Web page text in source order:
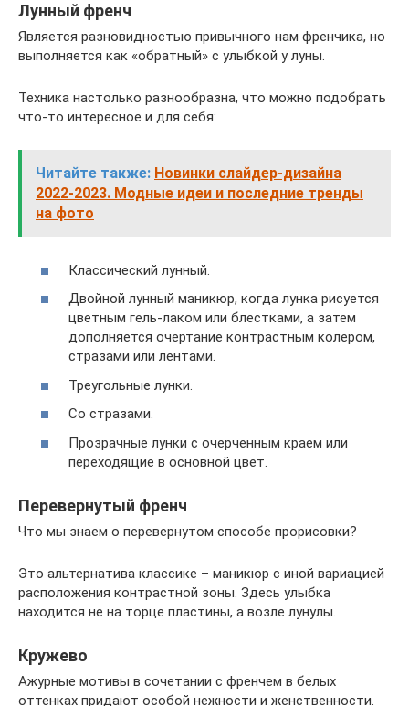
Лунный френч
Является разновидностью привычного нам френчика, но
выполняется как «обратный» с улыбкой у луны.
Техника настолько разнообразна, что можно подобрать
что-то интересное и для себя:
Читайте также: Новинки слайдер-дизайна
2022-2023. Модные идеи и последние тренды
на фото
Классический лунный.
Двойной лунный маникюр, когда лунка рисуется
цветным гель-лаком или блестками, а затем
дополняется очертание контрастным колером,
стразами или лентами.
Треугольные лунки.
Со стразами.
Прозрачные лунки с очерченным краем или
переходящие в основной цвет.
Перевернутый френч
Что мы знаем о перевернутом способе прорисовки?
Это альтернатива классике – маникюр с иной вариацией
расположения контрастной зоны. Здесь улыбка
находится не на торце пластины, а возле лунулы.
Кружево
Ажурные мотивы в сочетании с френчем в белых
оттенках придают особой нежности и женственности.